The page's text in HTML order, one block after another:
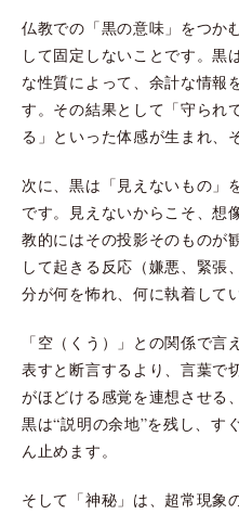
仏教での「黒の意味」をつか
して固定しないことです。黒
な性質によって、余計な情報
す。その結果として「守られ
る」といった体感が生まれ、
次に、黒は「見えないもの」
です。見えないからこそ、想
教的にはその投影そのものが
して起きる反応（嫌悪、緊張
分が何を怖れ、何に執着して
「空（くう）」との関係で
表すと断言するより、言葉で
がほどける感覚を連想させる
黒は“説明の余地”を残し、す
ん止めます。
そして「神秘」は、超常現象